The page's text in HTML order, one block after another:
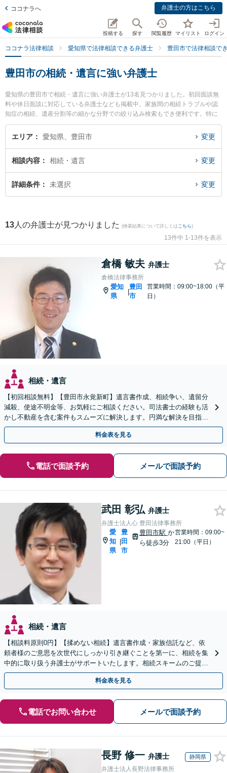
ココナラへ 弁護士の方はこちら
投稿する 探す 閲覧履歴 マイリスト ログイン
ココナラ法律相談 愛知県で法律相談できる弁護士 豊田市で法律相談で
豊田市の相続・遺言に強い弁護士
愛知県の豊田市で相続・遺言に強い弁護士が13名見つかりました。初回面談無
料や休日面談に対応している弁護士なども掲載中。家族間の相続トラブルや認
知症の相続、遺産分割等の細かな分野での絞り込み検索もでき便利です。特に
倉橋法律事務所の倉橋 敏夫弁護士や弁護士法人心 豊田法律事務所の武田 彰弘
弁護士、豊田シティ法律事務所の米田 聖志弁護士のプロフィール情報や弁護士
の実績豊富な近くの弁護士を検索したい』『初回相談無料で相続・遺言を法律
相談できる豊田市内の弁護士に相談予約したい』などでお困りの相談者さんに
おすすめです。
エリア 愛知県、豊田市 変更
相談内容 相続・遺言 変更
詳細条件 未選択 変更
13 人の弁護士が見つかりました (検索結果について詳しくは こちら)
13件中 1-13件を表示
倉橋 敏夫 弁護士
倉橋法律事務所
愛知
県
|
豊田
市
営業時間：09:00~18:00（平
日）
相続・遺言
【初回相談無料】【豊田市永覚新町】遺言書作成、相続争い、遺留分
減殺、使途不明金等、お気軽にご相談ください。司法書士の経験も活
かし不動産を含む案件もスムーズに解決します。円満な解決を目指
し、近隣地区の方から多数ご相談いただいています。
料金表を見る
電話で面談予約 メールで面談予約
武田 彰弘 弁護士
弁護士法人心 豊田法律事務所
愛
知
県
|
豊
田
市
豊田市駅 か
ら徒歩3分
営業時間：09:00~
21:00（平日）
相続・遺言
【相談料原則0円】【揉めない相続】遺言書作成・家族信託など、依
頼者様のご意思を次世代にしっかり引き継ぐことを第一に、相続を集
中的に取り扱う弁護士がサポートいたします。相続スキームのご提案
から遺言執行まで責任を持って対応させていただきます。
料金表を見る
電話でお問い合わせ メールで面談予約
長野 修一 弁護士 静岡県
弁護士法人長野法律事務所